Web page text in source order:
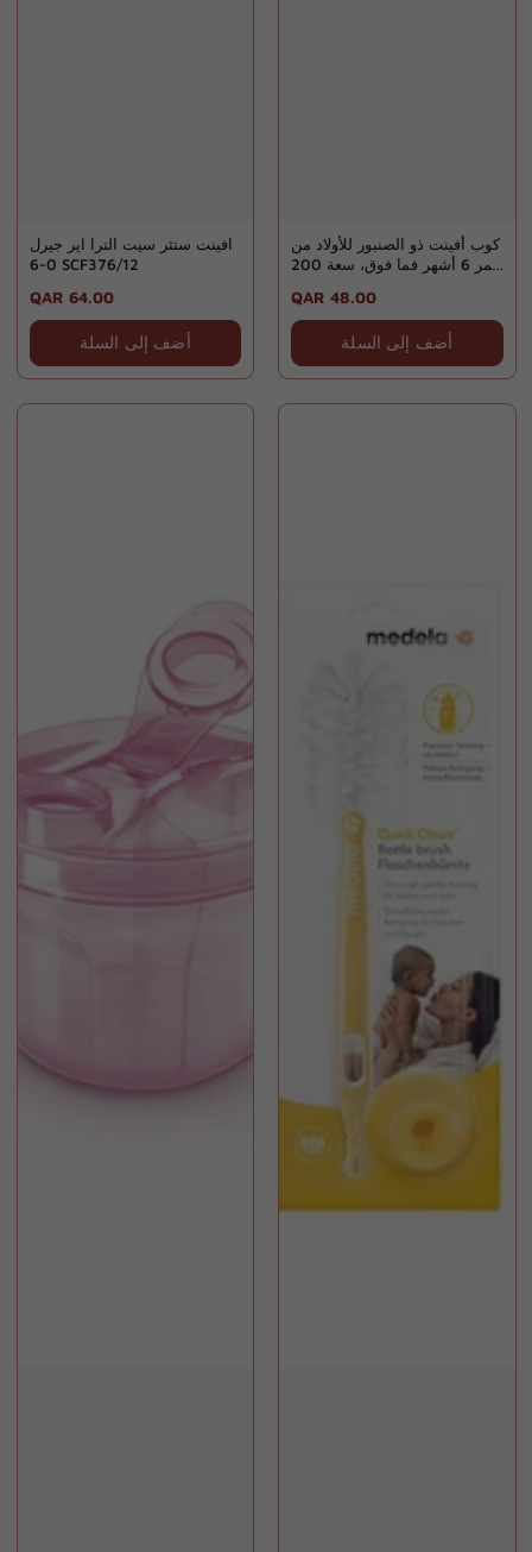
افينت ستثر سيت الترا اير جيرل
0-6 SCF376/12
Regular
price
QAR 64.00
أضف إلى السلة
كوب أفينت ذو الصنبور للأولاد من
عمر 6 أشهر فما فوق، سعة 200
Regular
price
QAR 48.00
أضف إلى السلة